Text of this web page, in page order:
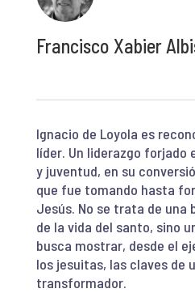
Francisco Xabier
Ignacio de Loyola es
líder. Un liderazgo forjado
y juventud, en su
que fue tomando hasta
Jesús. No se trata de una
de la vida del santo, sino
busca mostrar, desde el
los jesuitas, las claves de
transformador.